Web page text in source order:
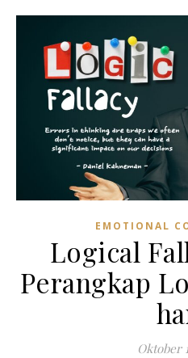
EMOTIONAL
Logical
Perangkap
Oktober